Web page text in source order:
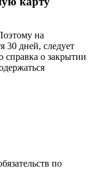
на
30 дней, следует
о закрытии
по